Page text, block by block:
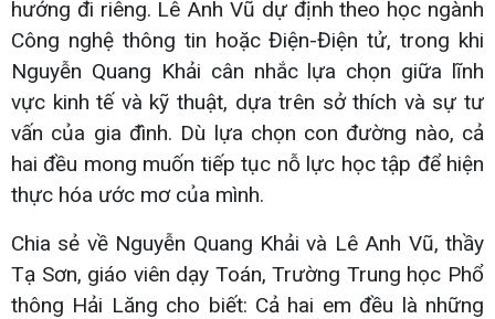
hướng đi riêng. Lê Anh Vũ dự định theo học ngành
Công nghệ thông tin hoặc Điện-Điện tử, trong khi
Nguyễn Quang Khải cân nhắc lựa chọn giữa lĩnh
vực kinh tế và kỹ thuật, dựa trên sở thích và sự tư
vấn của gia đình. Dù lựa chọn con đường nào, cả
hai đều mong muốn tiếp tục nỗ lực học tập để hiện
thực hóa ước mơ của mình.
Chia sẻ về Nguyễn Quang Khải và Lê Anh Vũ, thầy
Tạ Sơn, giáo viên dạy Toán, Trường Trung học Phổ
thông Hải Lăng cho biết: Cả hai em đều là những